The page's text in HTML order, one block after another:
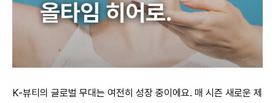
K-뷰티의 글로벌 무대는 여전히 성장 중이에요. 매 시즌 새로운 제